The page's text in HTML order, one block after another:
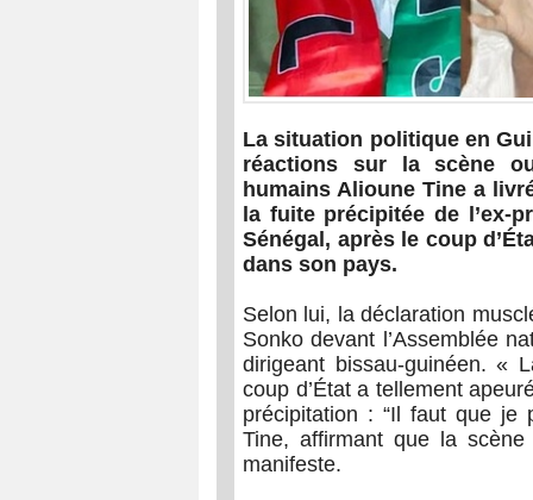
La situation politique en
réactions sur la scène
humains Alioune Tine a
la fuite précipitée de l’ex-
Sénégal, après le coup
dans son pays.
Selon lui, la déclaration
Sonko devant l’Assemblée
dirigeant bissau-guinéen. «
coup d’État a tellement
précipitation : “Il faut que je
Tine, affirmant que la
manifeste.